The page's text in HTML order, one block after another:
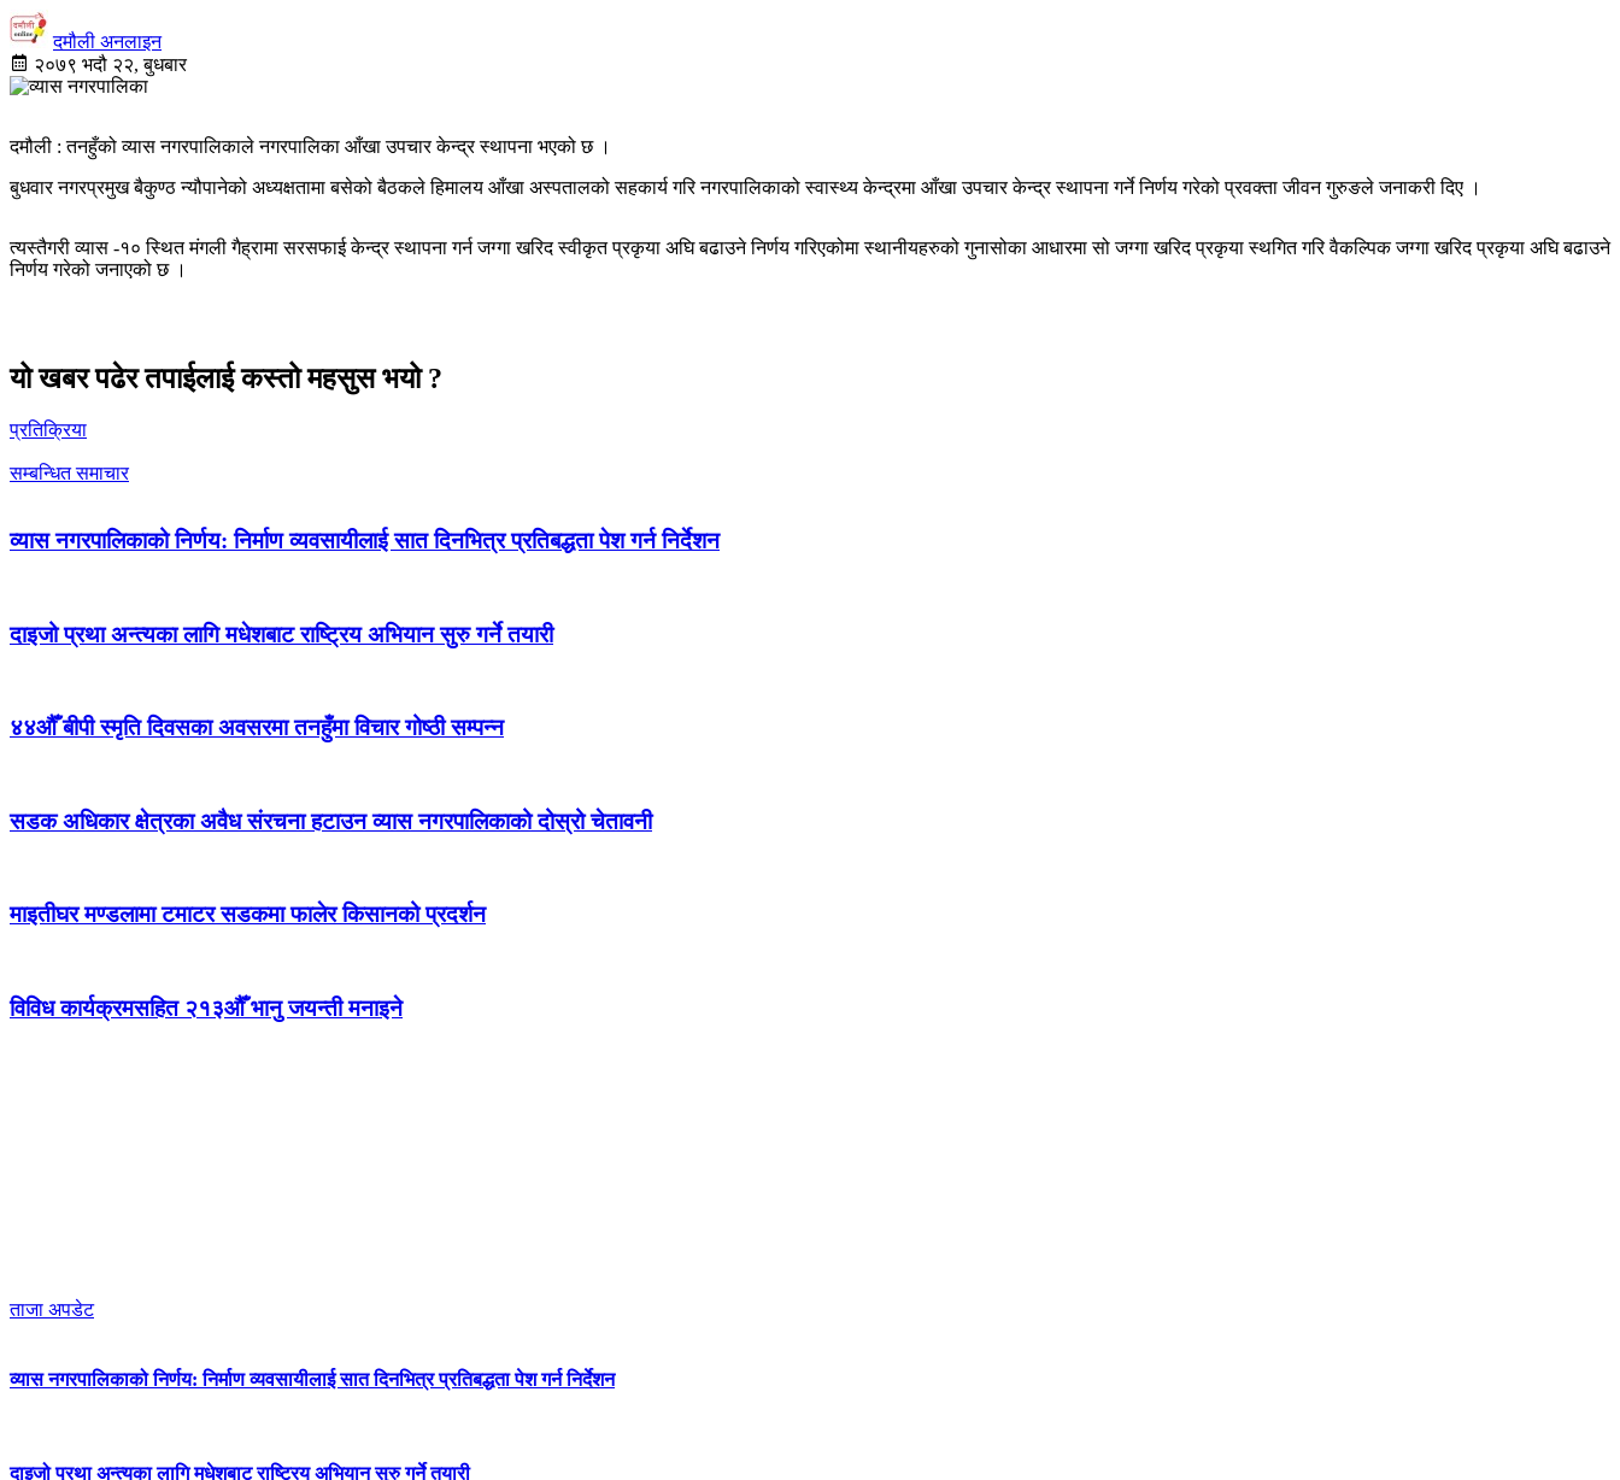
दमौली अनलाइन
२०७९ भदौ २२, बुधबार
दमौली : तनहुँको व्यास नगरपालिकाले नगरपालिका आँखा उपचार केन्द्र स्थापना भएको छ ।
बुधवार नगरप्रमुख बैकुण्ठ न्यौपानेको अध्यक्षतामा बसेको बैठकले हिमालय आँखा अस्पतालको सहकार्य गरि नगरपालिकाको स्वास्थ्य केन्द्रमा आँखा उपचार केन्द्र स्थापना गर्ने निर्णय गरेको प्रवक्ता जीवन गुरुङले जनाकरी दिए ।
त्यस्तैगरी व्यास -१० स्थित मंगली गैह्रामा सरसफाई केन्द्र स्थापना गर्न जग्गा खरिद स्वीकृत प्रकृया अघि बढाउने निर्णय गरिएकोमा स्थानीयहरुको गुनासोका आधारमा सो जग्गा खरिद प्रकृया स्थगित गरि वैकल्पिक जग्गा खरिद प्रकृया अघि बढाउने
निर्णय गरेको जनाएको छ ।
यो खबर पढेर तपाईलाई कस्तो महसुस भयो ?
प्रतिक्रिया
सम्बन्धित समाचार
व्यास नगरपालिकाको निर्णय: निर्माण व्यवसायीलाई सात दिनभित्र प्रतिबद्धता पेश गर्न निर्देशन
दाइजो प्रथा अन्त्यका लागि मधेशबाट राष्ट्रिय अभियान सुरु गर्ने तयारी
४४औँ बीपी स्मृति दिवसका अवसरमा तनहुँमा विचार गोष्ठी सम्पन्न
सडक अधिकार क्षेत्रका अवैध संरचना हटाउन व्यास नगरपालिकाको दोस्रो चेतावनी
माइतीघर मण्डलामा टमाटर सडकमा फालेर किसानको प्रदर्शन
विविध कार्यक्रमसहित २१३औँ भानु जयन्ती मनाइने
ताजा अपडेट
व्यास नगरपालिकाको निर्णय: निर्माण व्यवसायीलाई सात दिनभित्र प्रतिबद्धता पेश गर्न निर्देशन
दाइजो प्रथा अन्त्यका लागि मधेशबाट राष्ट्रिय अभियान सुरु गर्ने तयारी